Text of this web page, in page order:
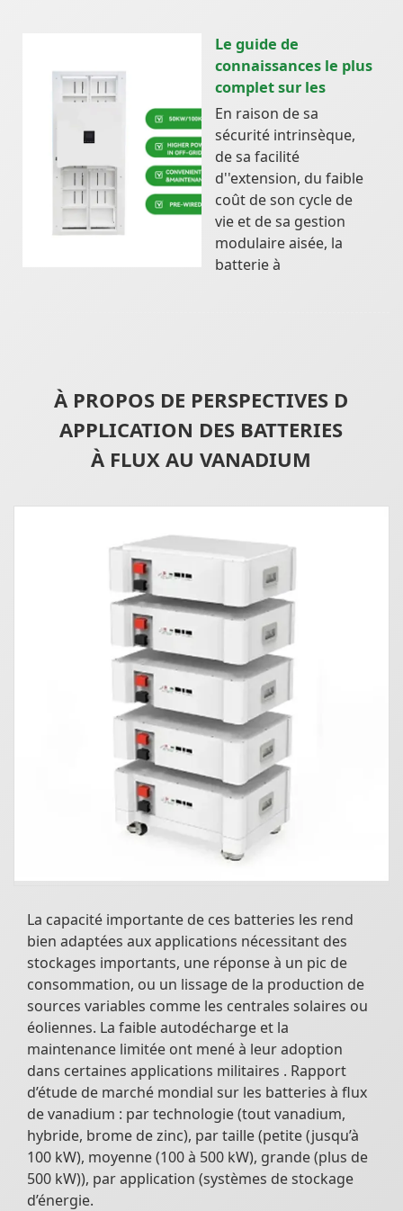
Le guide de
connaissances le plus
complet sur les
En raison de sa
sécurité intrinsèque,
de sa facilité
d''extension, du faible
coût de son cycle de
vie et de sa gestion
modulaire aisée, la
batterie à
À PROPOS DE PERSPECTIVES D
APPLICATION DES BATTERIES
À FLUX AU VANADIUM
La capacité importante de ces batteries les rend
bien adaptées aux applications nécessitant des
stockages importants, une réponse à un pic de
consommation, ou un lissage de la production de
sources variables comme les centrales solaires ou
éoliennes. La faible autodécharge et la
maintenance limitée ont mené à leur adoption
dans certaines applications militaires . Rapport
d’étude de marché mondial sur les batteries à flux
de vanadium : par technologie (tout vanadium,
hybride, brome de zinc), par taille (petite (jusqu’à
100 kW), moyenne (100 à 500 kW), grande (plus de
500 kW)), par application (systèmes de stockage
d’énergie.